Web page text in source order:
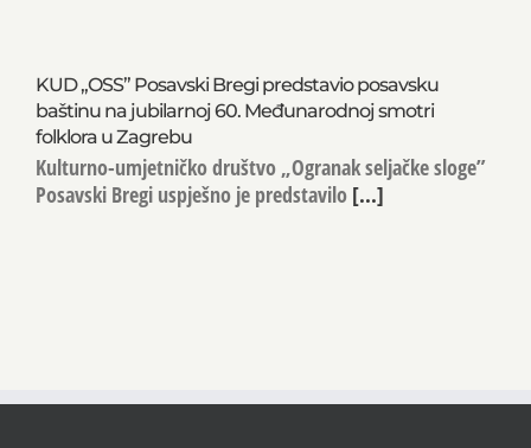
KUD „OSS” Posavski Bregi predstavio posavsku
baštinu na jubilarnoj 60. Međunarodnoj smotri
folklora u Zagrebu
Kulturno-umjetničko društvo „Ogranak seljačke sloge”
Posavski Bregi uspješno je predstavilo [...]